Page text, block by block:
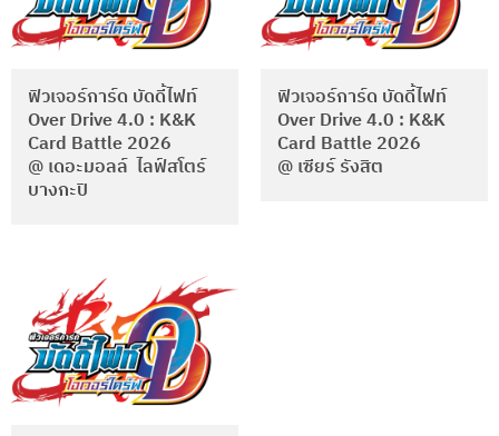
ฟิวเจอร์การ์ด บัดดี้ไฟท์
Over Drive 4.0 : K&K
Card Battle 2026
@ เดอะมอลล์ ไลฟ์สโตร์
บางกะปิ
ฟิวเจอร์การ์ด บัดดี้ไฟท์
Over Drive 4.0 : K&K
Card Battle 2026
@ เซียร์ รังสิต